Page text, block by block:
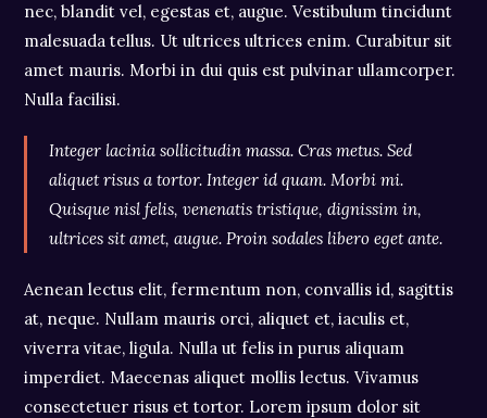
nec, blandit vel, egestas et, augue. Vestibulum tincidunt
malesuada tellus. Ut ultrices ultrices enim. Curabitur sit
amet mauris. Morbi in dui quis est pulvinar ullamcorper.
Nulla facilisi.
Integer lacinia sollicitudin massa. Cras metus. Sed
aliquet risus a tortor. Integer id quam. Morbi mi.
Quisque nisl felis, venenatis tristique, dignissim in,
ultrices sit amet, augue. Proin sodales libero eget ante.
Aenean lectus elit, fermentum non, convallis id, sagittis
at, neque. Nullam mauris orci, aliquet et, iaculis et,
viverra vitae, ligula. Nulla ut felis in purus aliquam
imperdiet. Maecenas aliquet mollis lectus. Vivamus
consectetuer risus et tortor. Lorem ipsum dolor sit